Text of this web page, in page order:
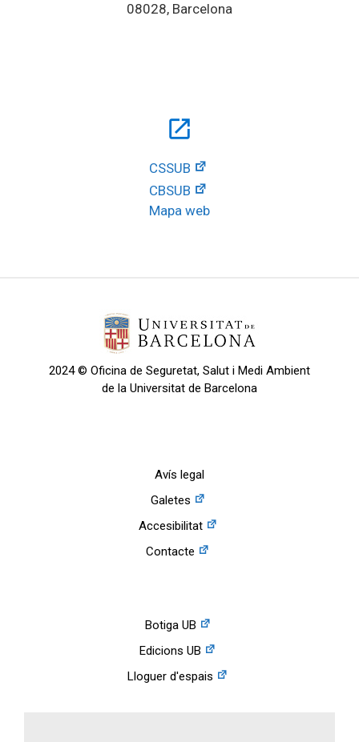
08028, Barcelona
open_in_new
CSSUB
CBSUB
Mapa web
2024 © Oficina de Seguretat, Salut i Medi Ambient
de la Universitat de Barcelona
Avís legal
Galetes
Accesibilitat
Contacte
Botiga UB
Edicions UB
Lloguer d'espais